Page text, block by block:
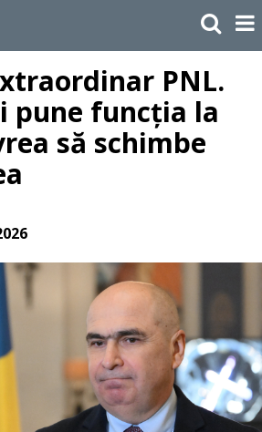
PNL.
pune funcția la
să schimbe